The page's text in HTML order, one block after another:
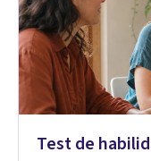
Test de